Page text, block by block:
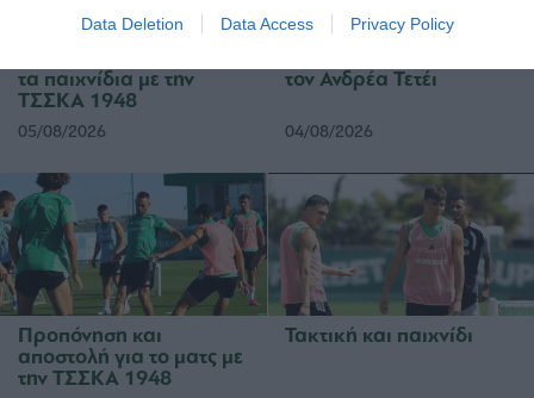
Data Deletion Data Access Privacy Policy
τα παιχνίδια με την
ΤΣΣΚΑ 1948
05/08/2026
τον Ανδρέα Τετέι
04/08/2026
Προπόνηση και
αποστολή για το ματς με
την ΤΣΣΚΑ 1948
Τακτική και παιχνίδι